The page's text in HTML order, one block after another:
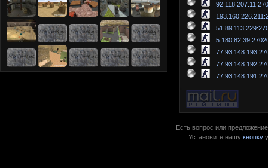
Есть вопрос или
Установите нашукнопку